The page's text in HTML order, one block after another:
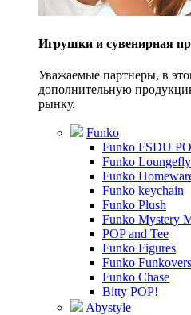
Игрушки и сувенирная
Уважаемые партнеры, в
дополнительную
рынку.
Funko
Funko FSDU
Funko Loungefly
Funko
Funko keychain
Funko Plush
Funko Mystery
POP and Tee
Funko Figures
Funko
Funko Chase
Bitty POP!
Abystyle